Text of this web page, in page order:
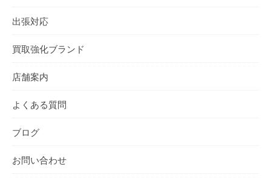
出張対応
買取強化ブランド
店舗案内
よくある質問
ブログ
お問い合わせ